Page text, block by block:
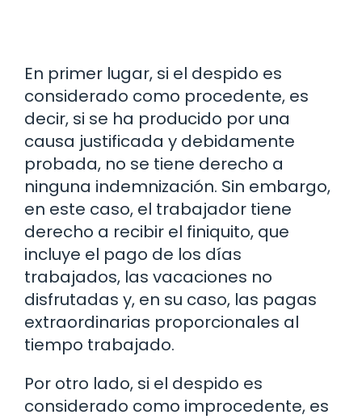
En primer lugar, si el despido es
considerado como procedente, es
decir, si se ha producido por una
causa justificada y debidamente
probada, no se tiene derecho a
ninguna indemnización. Sin embargo,
en este caso, el trabajador tiene
derecho a recibir el finiquito, que
incluye el pago de los días
trabajados, las vacaciones no
disfrutadas y, en su caso, las pagas
extraordinarias proporcionales al
tiempo trabajado.
Por otro lado, si el despido es
considerado como improcedente, es